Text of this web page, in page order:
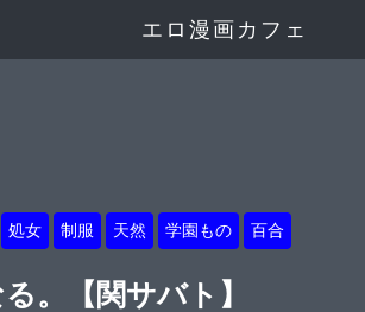
エロ漫画カフェ
処女 制服 天然 学園もの 百合
。【関サバト】